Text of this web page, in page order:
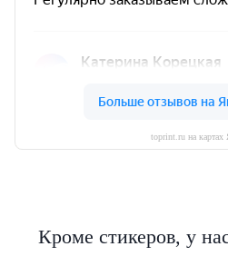
toprint.ru на картах
Кроме стикеров, у